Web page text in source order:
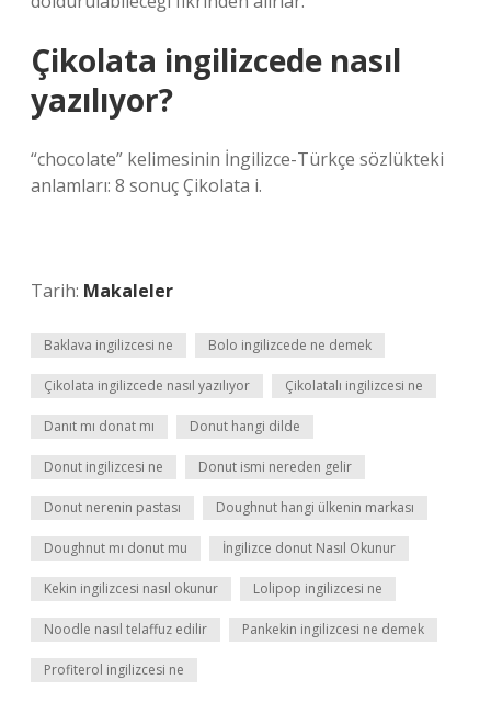
Çikolata ingilizcede nasıl
yazılıyor?
“chocolate” kelimesinin İngilizce-Türkçe sözlükteki
anlamları: 8 sonuç Çikolata i.
Tarih: Makaleler
Baklava ingilizcesi ne Bolo ingilizcede ne demek
Çikolata ingilizcede nasıl yazılıyor Çikolatalı ingilizcesi ne
Danıt mı donat mı Donut hangi dilde
Donut ingilizcesi ne Donut ismi nereden gelir
Donut nerenin pastası Doughnut hangi ülkenin markası
Doughnut mı donut mu İngilizce donut Nasıl Okunur
Kekin ingilizcesi nasıl okunur Lolipop ingilizcesi ne
Noodle nasıl telaffuz edilir Pankekin ingilizcesi ne demek
Profiterol ingilizcesi ne